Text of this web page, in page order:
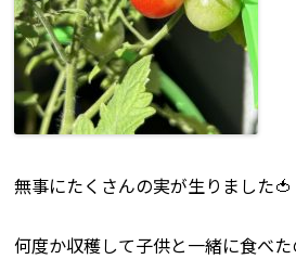
無事にたくさんの実が生りました🍅
何度か収穫して子供と一緒に食べ